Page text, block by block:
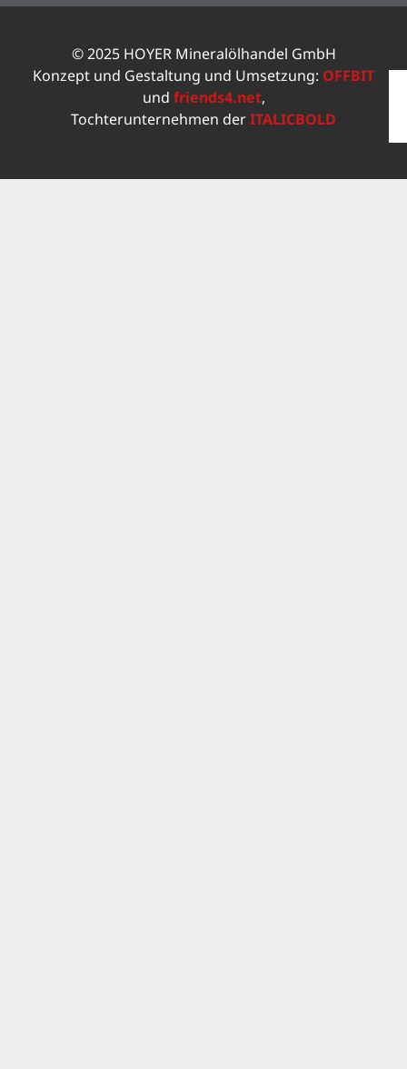
© 2025 HOYER Mineralölhandel GmbH
Konzept und Gestaltung und Umsetzung: OFFBIT
und friends4.net,
Tochterunternehmen derITALICBOLD